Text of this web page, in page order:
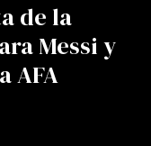
de la
Messi y
AFA